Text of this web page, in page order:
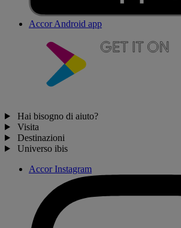
Accor Android app
Hai bisogno di aiuto?
Visita
Destinazioni
Universo ibis
Accor Instagram